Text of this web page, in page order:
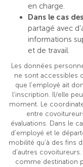
en charge.
Dans le cas
partagé avec
informations
et de travail.
Les données
ne sont accessibles
que l’employé ait
l’inscription. Il/elle
moment. Le
entre
évaluations. Dans le
d’employé et le
mobilité qu’à des fins
d’autres
comme destination